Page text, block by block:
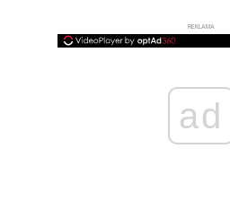
REKLAMA
ad